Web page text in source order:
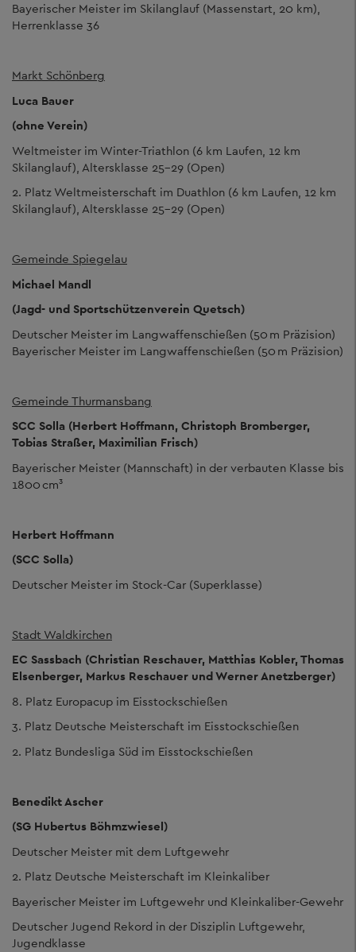
Bayerischer Meister im Skilanglauf (Massenstart, 20 km),
Herrenklasse 36
Markt Schönberg
Luca Bauer
(ohne Verein)
Weltmeister im Winter-Triathlon (6 km Laufen, 12 km
Skilanglauf), Altersklasse 25-29 (Open)
2. Platz Weltmeisterschaft im Duathlon (6 km Laufen, 12 km
Skilanglauf), Altersklasse 25-29 (Open)
Gemeinde Spiegelau
Michael Mandl
(Jagd- und Sportschützenverein Quetsch)
Deutscher Meister im Langwaffenschießen (50 m Präzision)
Bayerischer Meister im Langwaffenschießen (50 m Präzision)
Gemeinde Thurmansbang
SCC Solla (Herbert Hoffmann, Christoph Bromberger,
Tobias Straßer, Maximilian Frisch)
Bayerischer Meister (Mannschaft) in der verbauten Klasse bis
1800 cm³
Herbert Hoffmann
(SCC Solla)
Deutscher Meister im Stock-Car (Superklasse)
Stadt Waldkirchen
EC Sassbach (Christian Reschauer, Matthias Kobler, Thomas
Elsenberger, Markus Reschauer und Werner Anetzberger)
8. Platz Europacup im Eisstockschießen
3. Platz Deutsche Meisterschaft im Eisstockschießen
2. Platz Bundesliga Süd im Eisstockschießen
Benedikt Ascher
(SG Hubertus Böhmzwiesel)
Deutscher Meister mit dem Luftgewehr
2. Platz Deutsche Meisterschaft im Kleinkaliber
Bayerischer Meister im Luftgewehr und Kleinkaliber-Gewehr
Deutscher Jugend Rekord in der Disziplin Luftgewehr,
Jugendklasse